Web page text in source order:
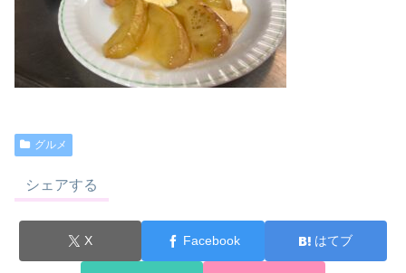
グルメ
シェアする
X Facebook はてブ